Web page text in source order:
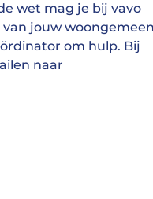
wet mag je bij vavo
jouw
om hulp. Bij
naar